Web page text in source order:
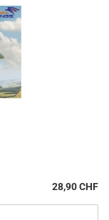
28,90 CHF